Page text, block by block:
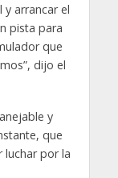
y arrancar el
pista para
que
dijo el
y
que
luchar por la